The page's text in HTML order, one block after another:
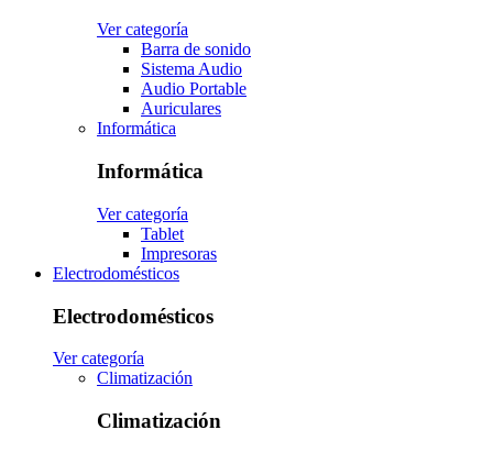
Ver categoría
Barra de sonido
Sistema Audio
Audio Portable
Auriculares
Informática
Informática
Ver categoría
Tablet
Impresoras
Electrodomésticos
Electrodomésticos
Ver categoría
Climatización
Climatización